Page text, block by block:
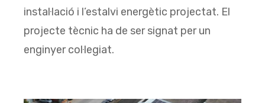
instal·lació i l’estalvi energètic projectat. El
projecte tècnic ha de ser signat per un
enginyer col·legiat.